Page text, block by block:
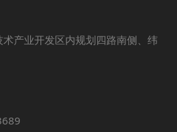
产业开发区内规划四路南侧、纬